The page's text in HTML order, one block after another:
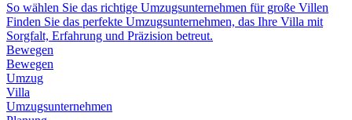
So wählen Sie das richtige Umzugsunternehmen für große Villen
Finden Sie das perfekte Umzugsunternehmen, das Ihre Villa mit
Sorgfalt, Erfahrung und Präzision betreut.
Bewegen
Bewegen
Umzug
Villa
Umzugsunternehmen